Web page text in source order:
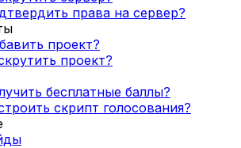
права на сервер?
проект?
проект?
бесплатные баллы?
скрипт голосования?